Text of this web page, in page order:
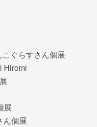
ぐらすさん個展
Hiromi
展
ん個展